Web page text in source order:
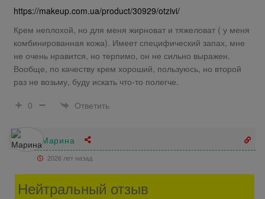
https://makeup.com.ua/product/30929/otzivi/
Крем неплохой, но для меня жирноват и тяжеловат ( у меня
комбинированная кожа). Имеет специфический запах, мне
не очень нравится, но терпимо, он не сильно выражен.
Вообще, по качеству крем хороший, пользуюсь, но второй
раз не возьму, буду искать что-то полегче.
0
Ответить
Марина
2026 лет назад
Нейтральный отзыв